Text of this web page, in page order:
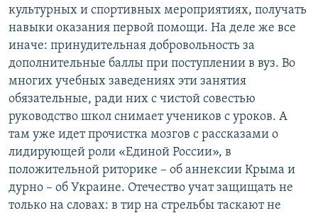
культурных и спортивных мероприятиях, получать
навыки оказания первой помощи. На деле же все
иначе: принудительная добровольность за
дополнительные баллы при поступлении в вуз. Во
многих учебных заведениях эти занятия
обязательные, ради них с чистой совестью
руководство школ снимает учеников с уроков. А
там уже идет прочистка мозгов с рассказами о
лидирующей роли «Единой России», в
положительной риторике – об аннексии Крыма и
дурно – об Украине. Отечество учат защищать не
только на словах: в тир на стрельбы таскают не